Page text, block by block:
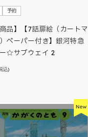
予約
商品】【7話扉絵（カートマ
ペーパー付き】銀河特急
☆サブウェイ 2
込)